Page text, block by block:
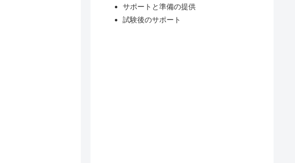
サポートと準備の提供
試験後のサポート